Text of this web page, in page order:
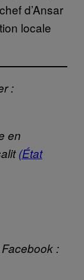
d’Ansar
locale
:
en
(État
: